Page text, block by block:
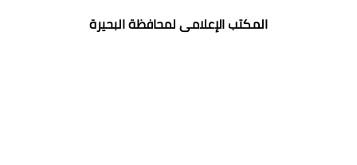
المكتب الإعلامى لمحافظة البحيرة